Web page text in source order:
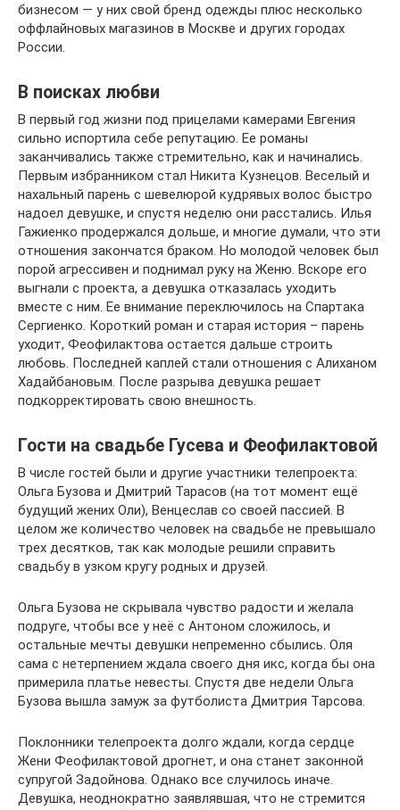
бизнесом — у них свой бренд одежды плюс несколько
оффлайновых магазинов в Москве и других городах
России.
В поисках любви
В первый год жизни под прицелами камерами Евгения
сильно испортила себе репутацию. Ее романы
заканчивались также стремительно, как и начинались.
Первым избранником стал Никита Кузнецов. Веселый и
нахальный парень с шевелюрой кудрявых волос быстро
надоел девушке, и спустя неделю они расстались. Илья
Гажиенко продержался дольше, и многие думали, что эти
отношения закончатся браком. Но молодой человек был
порой агрессивен и поднимал руку на Женю. Вскоре его
выгнали с проекта, а девушка отказалась уходить
вместе с ним. Ее внимание переключилось на Спартака
Сергиенко. Короткий роман и старая история – парень
уходит, Феофилактова остается дальше строить
любовь. Последней каплей стали отношения с Алиханом
Хадайбановым. После разрыва девушка решает
подкорректировать свою внешность.
Гости на свадьбе Гусева и Феофилактовой
В числе гостей были и другие участники телепроекта:
Ольга Бузова и Дмитрий Тарасов (на тот момент ещё
будущий жених Оли), Венцеслав со своей пассией. В
целом же количество человек на свадьбе не превышало
трех десятков, так как молодые решили справить
свадьбу в узком кругу родных и друзей.
Ольга Бузова не скрывала чувство радости и желала
подруге, чтобы все у неё с Антоном сложилось, и
остальные мечты девушки непременно сбылись. Оля
сама с нетерпением ждала своего дня икс, когда бы она
примерила платье невесты. Спустя две недели Ольга
Бузова вышла замуж за футболиста Дмитрия Тарсова.
Поклонники телепроекта долго ждали, когда сердце
Жени Феофилактовой дрогнет, и она станет законной
супругой Задойнова. Однако все случилось иначе.
Девушка, неоднократно заявлявшая, что не стремится